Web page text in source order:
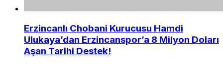
Erzincanlı Chobani Kurucusu Hamdi
Ulukaya’dan Erzincanspor’a 8 Milyon Doları
Aşan Tarihi Destek!